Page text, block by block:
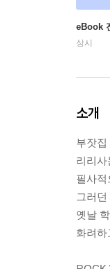
eBook
상시
소개
부잣
리리사
필사적
그러
옛날
화려